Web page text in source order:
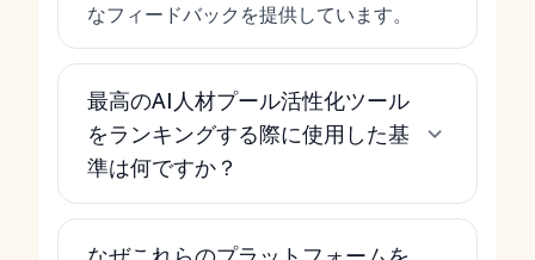
なフィードバックを提供しています。
最高のAI人材プール活性化ツール
をランキングする際に使用した基
準は何ですか？